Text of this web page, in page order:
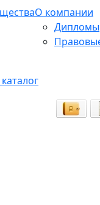
О компании
Дипломы